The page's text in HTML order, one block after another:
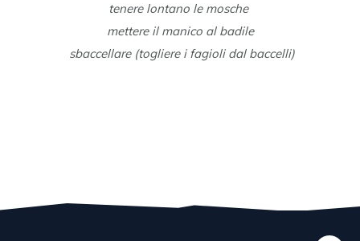
tenere lontano le mosche
mettere il manico al badile
sbaccellare (togliere i fagioli dal baccelli)